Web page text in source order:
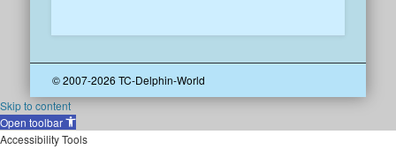
© 2007-2026 TC-Delphin-World
Skip to content
Open toolbar
Accessibility Tools